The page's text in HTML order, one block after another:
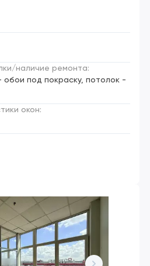
наличие ремонта:
под покраску, потолок -
окон: